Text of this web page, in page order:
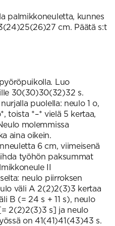
palmikkoneuletta, kunnes
cm. Päätä s:t
Luo
30(30)30(32)32 s.
puolella: neulo 1 o,
toista *–* vielä 5 kertaa,
molemmissa
aina oikein.
6 cm, viimeisenä
työhön paksummat
II
neulo piirroksen
väli A 2(2)2(3)3 kertaa
B (= 24 s + 11 s), neulo
2(2)2(3)3 s] ja neulo
on 41(41)41(43)43 s.